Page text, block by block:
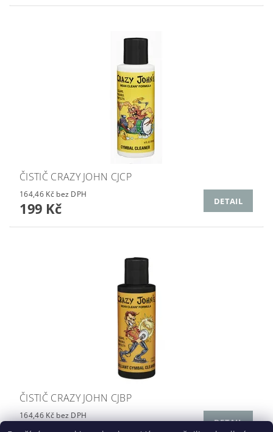
ČISTIČ CRAZY JOHN CJCP
164,46 Kč bez DPH
199 Kč DETAIL
ČISTIČ CRAZY JOHN CJBP
164,46 Kč bez DPH
DETAIL